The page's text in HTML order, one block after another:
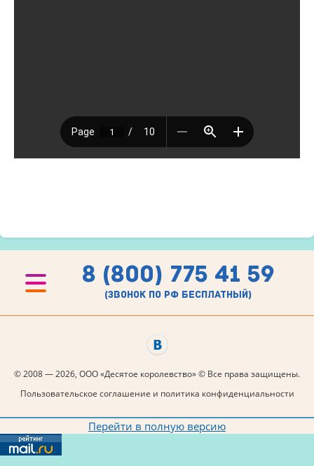
8 (800) 775 41 59
(звонок по рф бесплатный)
© 2008 — 2026, ООО «Десятое королевство» © Все права защищены.
Пользовательское соглашение и политика конфиденциальности
Перейти в полную версию